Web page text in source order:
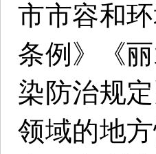
市市容和
条例》《
染防治规
领域的地